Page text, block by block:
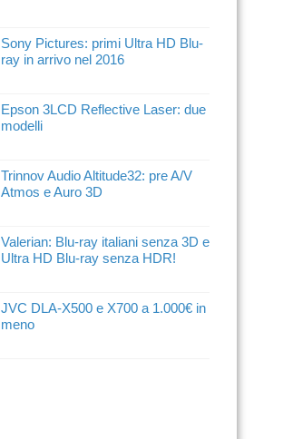
Sony Pictures: primi Ultra HD Blu-
ray in arrivo nel 2016
Epson 3LCD Reflective Laser: due
modelli
Trinnov Audio Altitude32: pre A/V
Atmos e Auro 3D
Valerian: Blu-ray italiani senza 3D e
Ultra HD Blu-ray senza HDR!
JVC DLA-X500 e X700 a 1.000€ in
meno